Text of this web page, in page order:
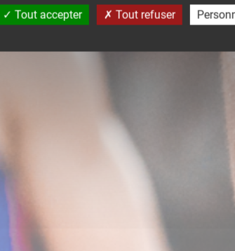
Tout accepter Tout refuser